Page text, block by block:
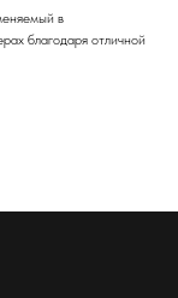
в
благодаря отличной